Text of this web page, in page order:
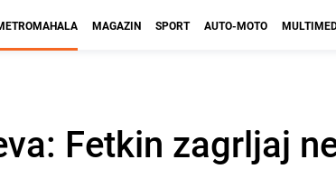
MAGAZIN SPORT AUTO-MOTO
Fetkin zagrljaj